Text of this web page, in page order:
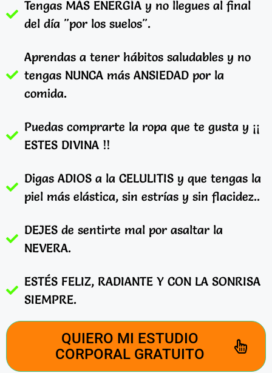
Tengas MÁS ENERGÍA y no llegues al final
del día "por los suelos".
Aprendas a tener hábitos saludables y no
tengas NUNCA más ANSIEDAD por la
comida.
Puedas comprarte la ropa que te gusta y ¡¡
ESTES DIVINA !!
Digas ADIOS a la CELULITIS y que tengas la
piel más elástica, sin estrías y sin flacidez..
DEJES de sentirte mal por asaltar la
NEVERA.
ESTÉS FELIZ, RADIANTE Y CON LA SONRISA
SIEMPRE.
QUIERO MI ESTUDIO
CORPORAL GRATUITO